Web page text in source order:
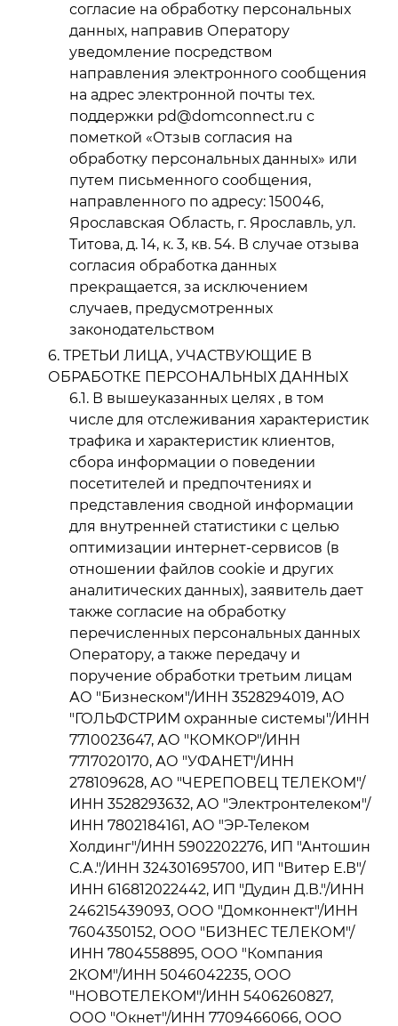
согласие на обработку персональных
данных, направив Оператору
уведомление посредством
направления электронного сообщения
на адрес электронной почты тех.
поддержки pd@domconnect.ru с
пометкой «Отзыв согласия на
обработку персональных данных» или
путем письменного сообщения,
направленного по адресу: 150046,
Ярославская Область, г. Ярославль, ул.
Титова, д. 14, к. 3, кв. 54. В случае отзыва
согласия обработка данных
прекращается, за исключением
случаев, предусмотренных
законодательством
ТРЕТЬИ ЛИЦА, УЧАСТВУЮЩИЕ В
ОБРАБОТКЕ ПЕРСОНАЛЬНЫХ ДАННЫХ
В вышеуказанных целях , в том
числе для отслеживания характеристик
трафика и характеристик клиентов,
сбора информации о поведении
посетителей и предпочтениях и
представления сводной информации
для внутренней статистики с целью
оптимизации интернет-сервисов (в
отношении файлов cookie и других
аналитических данных), заявитель дает
также согласие на обработку
перечисленных персональных данных
Оператору, а также передачу и
поручение обработки третьим лицам
АО "Бизнеском"/ИНН 3528294019, АО
"ГОЛЬФСТРИМ охранные системы"/ИНН
7710023647, АО "КОМКОР"/ИНН
7717020170, АО "УФАНЕТ"/ИНН
278109628, АО "ЧЕРЕПОВЕЦ ТЕЛЕКОМ"/
ИНН 3528293632, АО "Электронтелеком"/
ИНН 7802184161, АО "ЭР-Телеком
Холдинг"/ИНН 5902202276, ИП "Антошин
С.А."/ИНН 324301695700, ИП "Витер Е.В"/
ИНН 616812022442, ИП "Дудин Д.В."/ИНН
246215439093, ООО "Домконнект"/ИНН
7604350152, ООО "БИЗНЕС ТЕЛЕКОМ"/
ИНН 7804558895, ООО "Компания
2КОМ"/ИНН 5046042235, ООО
"НОВОТЕЛЕКОМ"/ИНН 5406260827,
ООО "Окнет"/ИНН 7709466066, ООО